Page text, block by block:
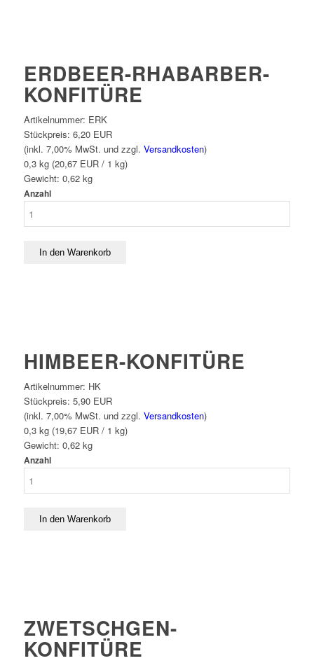
ERDBEER-RHABARBER-
KONFITÜRE
Artikelnummer: ERK
Stückpreis: 6,20 EUR
(inkl. 7,00% MwSt. und zzgl. Versandkosten)
0,3 kg (20,67 EUR / 1 kg)
Gewicht: 0,62kg
Anzahl
HIMBEER-KONFITÜRE
Artikelnummer: HK
Stückpreis: 5,90 EUR
(inkl. 7,00% MwSt. und zzgl. Versandkosten)
0,3 kg (19,67 EUR / 1 kg)
Gewicht: 0,62kg
Anzahl
ZWETSCHGEN-
KONFITÜRE